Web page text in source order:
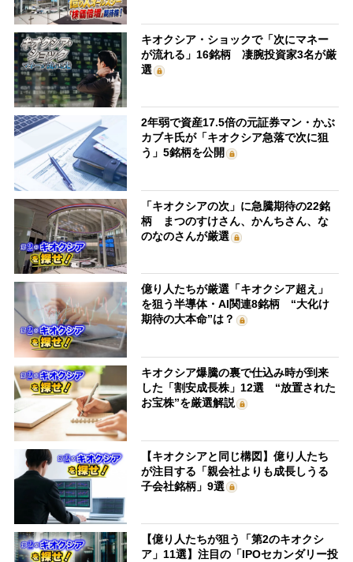
キオクシア・ショックで「次にマネー
が流れる」16銘柄 凄腕投資家3名が厳
選
2年弱で資産17.5倍の元証券マン・かぶ
カブキ氏が「キオクシア急落で次に狙
う」5銘柄を公開
「キオクシアの次」に急騰期待の22銘
柄 まつのすけさん、かんちさん、な
のなのさんが厳選
億り人たちが厳選「キオクシア超え」
を狙う半導体・AI関連8銘柄 “大化け
期待の大本命”は？
キオクシア爆騰の裏で仕込み時が到来
した「割安成長株」12選 “放置された
お宝株”を厳選解説
【キオクシアと同じ構図】億り人たち
が注目する「親会社よりも成長しうる
子会社銘柄」9選
【億り人たちが狙う「第2のキオクシ
ア」11選】注目の「IPOセカンダリー投